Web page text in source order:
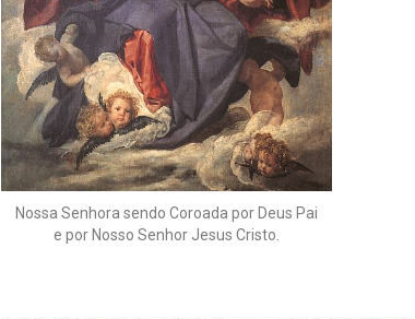
Nossa Senhora sendo Coroada por Deus Pai
e por Nosso Senhor Jesus Cristo.